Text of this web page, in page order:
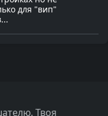
для "вип"
Твоя